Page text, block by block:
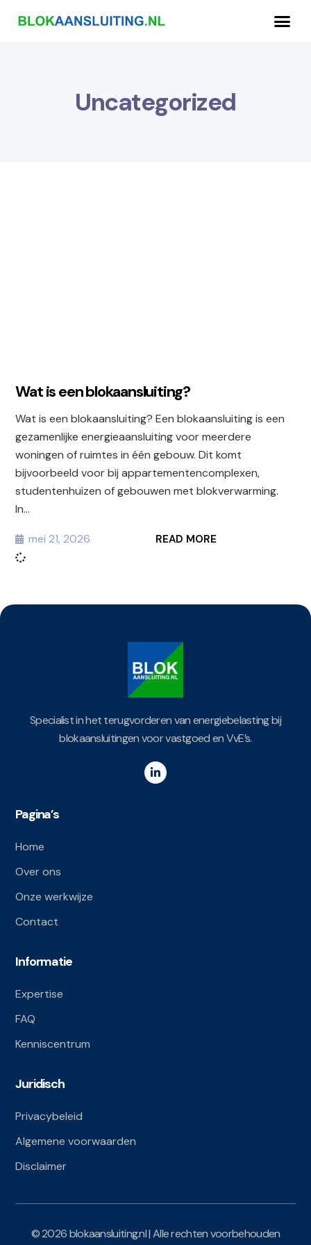
Uncategorized
Wat is een blokaansluiting?
Wat is een blokaansluiting? Een blokaansluiting is een
gezamenlijke energieaansluiting voor meerdere
woningen of ruimtes in één gebouw. Dit komt
bijvoorbeeld voor bij appartementencomplexen,
studentenhuizen of gebouwen met blokverwarming.
In...
mei 21, 2026 READ MORE
Specialist in het terugvorderen van energiebelasting bij
blokaansluitingen voor vastgoed en VvE’s.
Pagina’s
Home
Over ons
Onze werkwijze
Contact
Informatie
Expertise
FAQ
Kenniscentrum
Juridisch
Privacybeleid
Algemene voorwaarden
Disclaimer
© 2026 blokaansluiting.nl | Alle rechten voorbehouden